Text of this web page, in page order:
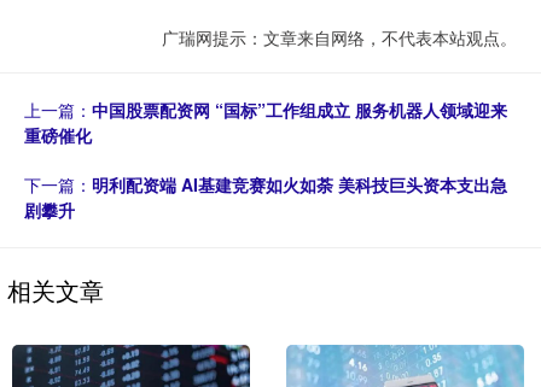
广瑞网提示：文章来自网络，不代表本站观点。
上一篇： 中国股票配资网 “国标”工作组成立 服务机器人领域迎来
重磅催化
下一篇： 明利配资端 AI基建竞赛如火如荼 美科技巨头资本支出急
剧攀升
相关文章